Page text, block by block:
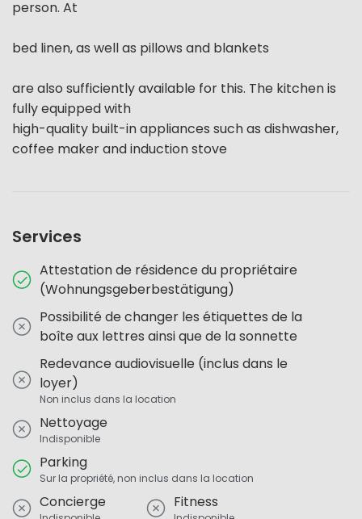
person. At
bed linen, as well as pillows and blankets
are also sufficiently available for this. The kitchen is
fully equipped with
high-quality built-in appliances such as dishwasher,
coffee maker and induction stove
Services
Attestation de résidence du propriétaire
(Wohnungsgeberbestätigung)
Possibilité de changer les étiquettes de la
boîte aux lettres ainsi que de la sonnette
Redevance audiovisuelle (inclus dans le
loyer)
Non inclus dans la location
Nettoyage
Indisponible
Parking
Sur la propriété, non inclus dans la location
Concierge Fitness